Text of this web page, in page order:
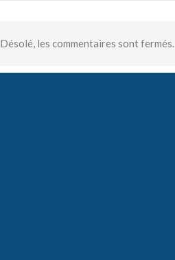
Désolé, les commentaires sont fermés.